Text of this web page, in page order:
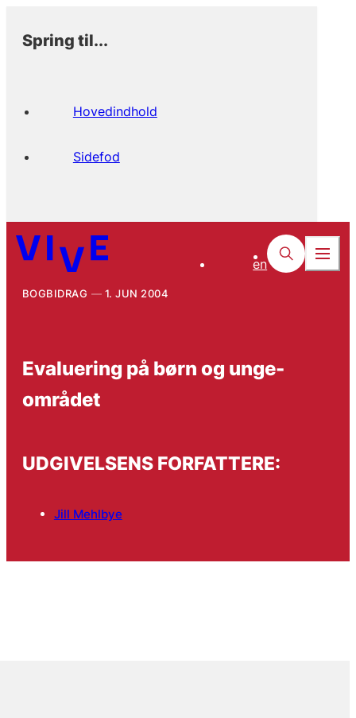
Spring til...
Hovedindhold
Sidefod
en
BOGBIDRAG 1. JUN 2004
Evaluering på børn og unge-
området
UDGIVELSENS FORFATTERE:
Jill Mehlbye